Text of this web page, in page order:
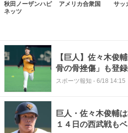
秋田ノーザンハピ
ネッツ
アメリカ合衆国 サッ
【巨人】佐々木俊
骨の骨挫傷」も登
につくなど調整
スポーツ報知 - 6/18 14:15
巨人・佐々木俊輔
１４日の西武戦も